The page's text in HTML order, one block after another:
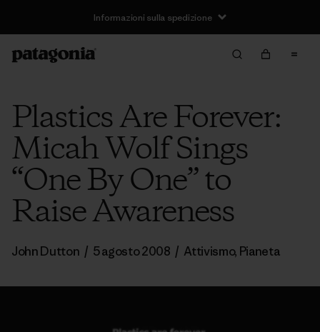
Informazioni sulla spedizione
Plastics Are Forever:
Micah Wolf Sings
“One By One” to
Raise Awareness
John Dutton / 5 agosto 2008 / Attivismo, Pianeta